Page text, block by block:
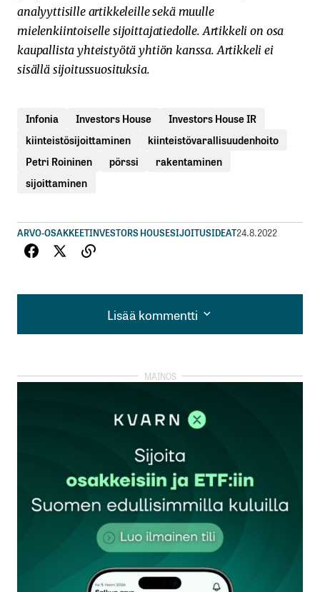
analyyttisille artikkeleille sekä muulle
mielenkiintoiselle sijoittajatiedolle. Artikkeli on osa
kaupallista yhteistyötä yhtiön kanssa. Artikkeli ei
sisällä sijoitussuosituksia.
Infonia Investors House
Investors House IR
kiinteistösijoittaminen
kiinteistövarallisuudenhoito
Petri Roininen
pörssi
rakentaminen
sijoittaminen
ARVO-OSAKKEETINVESTORS HOUSESIJOITUSIDEAT24.8.2022
Lisää kommentti
Lisää kommentti
kirjautua
rekisteröityä
Sähköpostiosoitettasi ei julkaista.Pakolliset
kentät on merkitty*
Kommentti*